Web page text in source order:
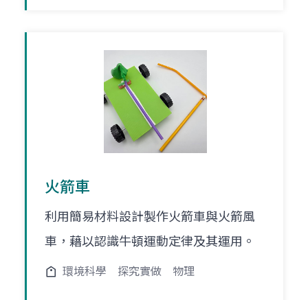
火箭車
利用簡易材料設計製作火箭車與火箭風
車，藉以認識牛頓運動定律及其運用。
環境科學 探究實做 物理